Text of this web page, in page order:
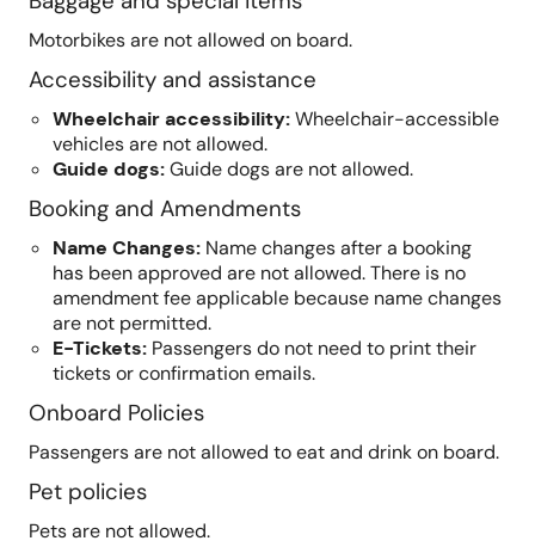
Motorbikes are not allowed on board.
Accessibility and assistance
Wheelchair accessibility:Wheelchair-accessible
vehicles are not allowed.
Guide dogs:Guide dogs are not allowed.
Booking and Amendments
Name Changes: Name changes after a booking
has been approved are not allowed. There is no
amendment fee applicable because name changes
are not permitted.
E-Tickets: Passengers do not need to print their
tickets or confirmation emails.
Onboard Policies
Passengers are not allowed to eat and drink on board.
Pet policies
Pets are not allowed.